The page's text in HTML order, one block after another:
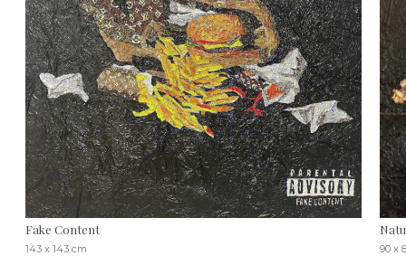
Fake Content
143 x 143 cm 90 x